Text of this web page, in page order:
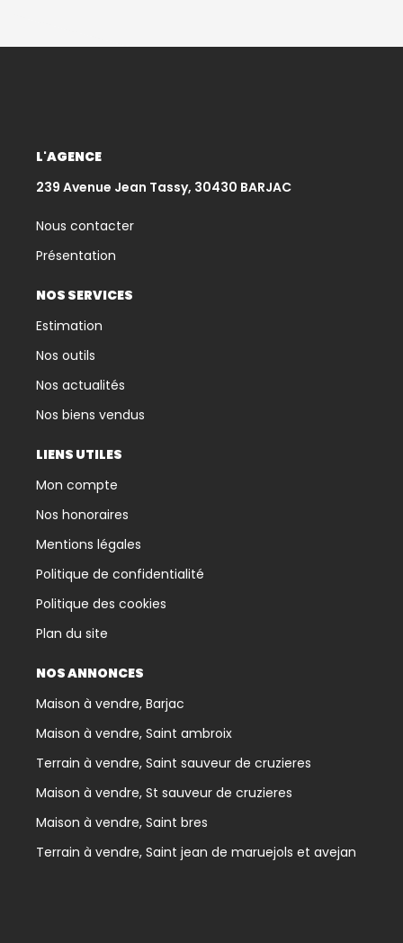
L'AGENCE
239 Avenue Jean Tassy, 30430 BARJAC
Nous contacter
Présentation
NOS SERVICES
Estimation
Nos outils
Nos actualités
Nos biens vendus
LIENS UTILES
Mon compte
Nos honoraires
Mentions légales
Politique de confidentialité
Politique des cookies
Plan du site
NOS ANNONCES
Maison à vendre, Barjac
Maison à vendre, Saint ambroix
Terrain à vendre, Saint sauveur de cruzieres
Maison à vendre, St sauveur de cruzieres
Maison à vendre, Saint bres
Terrain à vendre, Saint jean de maruejols et avejan